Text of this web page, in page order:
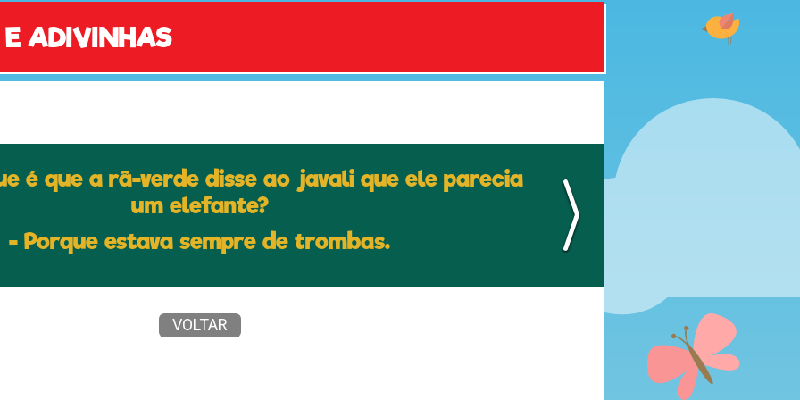
ADIVINHAS
é que a rã-verde disse ao javali que ele parecia
um elefante?
- Porque estava sempre de trombas.
VOLTAR